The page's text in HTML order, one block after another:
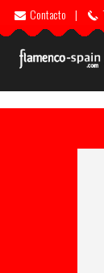
Contacto |